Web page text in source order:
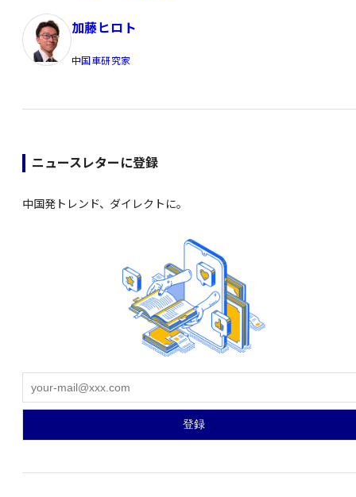
加藤ヒロト
中国車研究家
ニュースレターに登録
中国発トレンド、ダイレクトに。